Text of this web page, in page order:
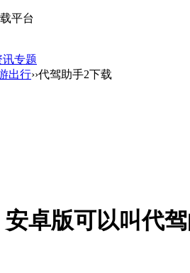
平台
讯专题
出行››代驾助手2下载
安卓版可以叫代